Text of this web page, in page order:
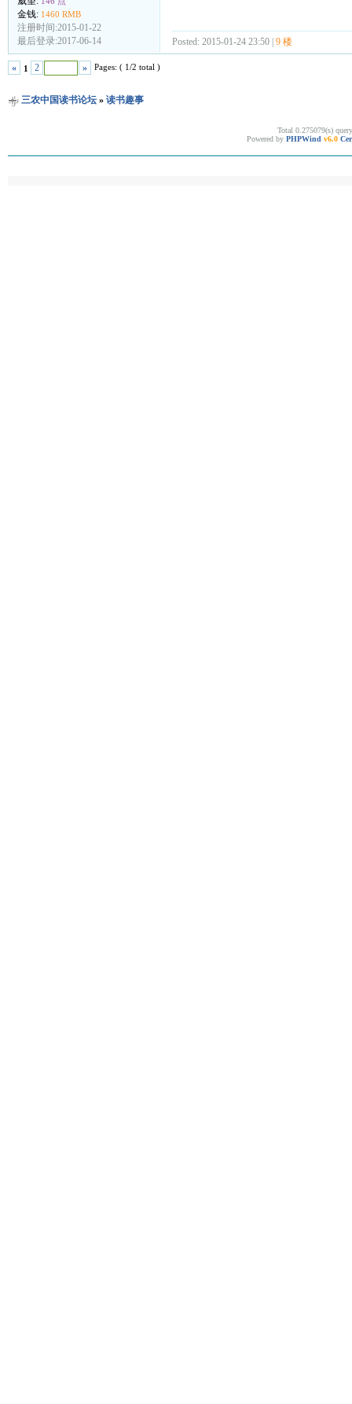
金钱: 1460 RMB
注册时间:2015-01-22
最后登录:2017-06-14
Posted: 2015-01-24 23:50 | 9 楼
« 1 2 » Pages: ( 1/2 total )
三农中国读书论坛» 读书趣事
Total 0.275079(s)
Powered by PHPWind v6.0